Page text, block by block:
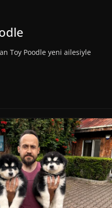
Toy Poodle yeni ailesiyle